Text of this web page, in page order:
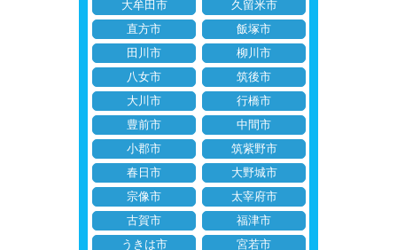
大牟田市
久留米市
直方市
飯塚市
田川市
柳川市
八女市
筑後市
大川市
行橋市
豊前市
中間市
小郡市
筑紫野市
春日市
大野城市
宗像市
太宰府市
古賀市
福津市
うきは市
宮若市